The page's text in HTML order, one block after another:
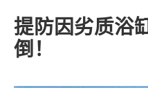
提防因劣质浴
倒！